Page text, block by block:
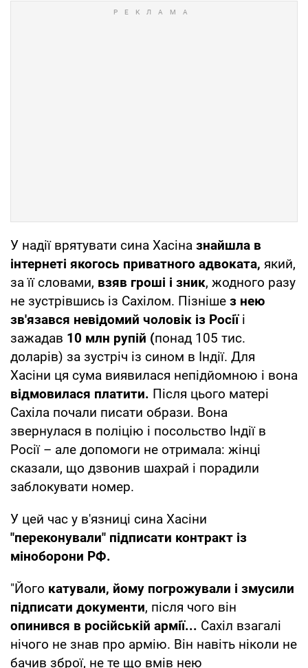
У надії врятувати сина Хасіна знайшла в
інтернеті якогось приватного адвоката, який,
за її словами, взяв гроші і зник, жодного разу
не зустрівшись із Сахілом. Пізніше з нею
зв'язався невідомий чоловік із Росіїі
зажадав 10 млн рупій (понад 105 тис.
доларів) за зустріч із сином в Індії. Для
Хасіни ця сума виявилася непідйомною і вона
відмовилася платити. Після цього матері
Сахіла почали писати образи. Вона
звернулася в поліцію і посольство Індії в
Росії – але допомоги не отримала: жінці
сказали, що дзвонив шахрай і порадили
заблокувати номер.
У цей час у в'язниці сина Хасіни
"переконували" підписати контракт із
міноборони РФ.
"Його катували, йому погрожували і змусили
підписати документи, після чого він
опинився в російській армії... Сахіл взагалі
нічого не знав про армію. Він навіть ніколи не
бачив зброї, не те що вмів нею